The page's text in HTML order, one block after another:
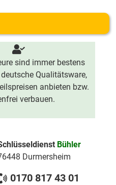
sind immer bestens
Qualitätsware,
anbieten bzw.
verbauen.
Bühler
Durmersheim
0170 817 43 01